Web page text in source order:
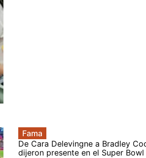
Fama
De Cara Delevingne a Bradley
dijeron presente en el Super Bowl